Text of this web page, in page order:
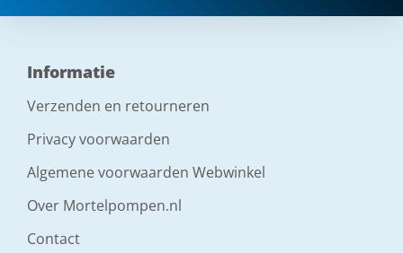
Informatie
Verzenden en retourneren
Privacy voorwaarden
Algemene voorwaarden Webwinkel
Over Mortelpompen.nl
Contact